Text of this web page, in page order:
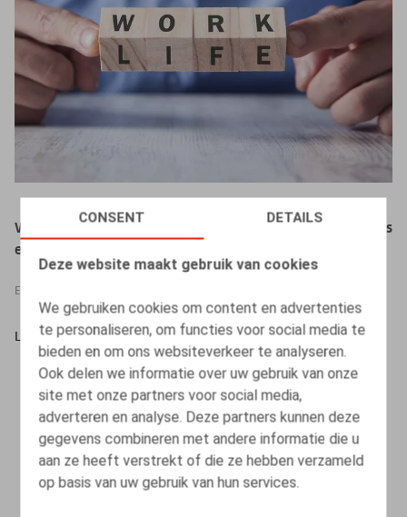
CONSENT DETAILS
Deze website maakt gebruik van cookies
We gebruiken cookies om content en advertenties
te personaliseren, om functies voor social media te
bieden en om ons websiteverkeer te analyseren.
Ook delen we informatie over uw gebruik van onze
site met onze partners voor social media,
adverteren en analyse. Deze partners kunnen deze
gegevens combineren met andere informatie die u
aan ze heeft verstrekt of die ze hebben verzameld
op basis van uw gebruik van hun services.
Webinaire Claeys & Engels - Transposition des directives
européennes 2019/1152 et 2019/1158 en droit belge
EVENTS
LEES MEER